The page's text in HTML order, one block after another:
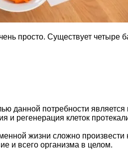
просто. Существует четыре
данной потребности
и регенерация клеток
жизни сложно произвести
и всего организма в целом.